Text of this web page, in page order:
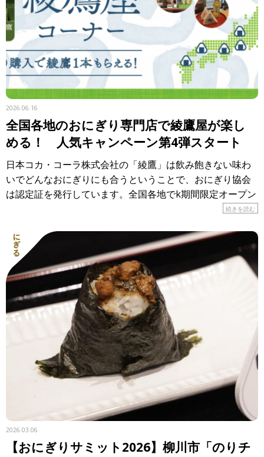
2026.06.16
全国各地のおにぎり専門店で綾鷹屋が楽し
める！ 人気キャンペーン第4弾スタート
日本コカ・コーラ株式会社の「綾鷹」は飲み飽きない味わ
いでどんなおにぎりにも合うということで、おにぎり協会
は認定証を発行しています。全国各地でk期間限定オープン
しているのが「おにぎり食堂 綾鷹屋」。各地のおにぎり専
続きを読む
2026.03.06
【おにぎりサミット2026】柳川市「のりチ